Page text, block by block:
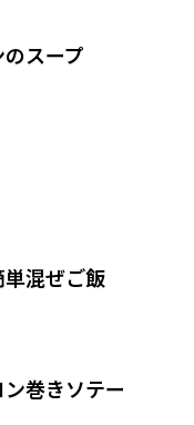
スープ
混ぜご飯
巻きソテー